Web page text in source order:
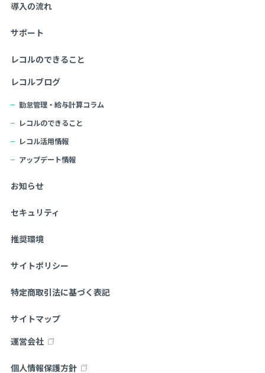
導入の流れ
サポート
レコルのできること
レコルブログ
勤怠管理・給与計算コラム
レコルのできること
レコル活用情報
アップデート情報
お知らせ
セキュリティ
推奨環境
サイトポリシー
特定商取引法に基づく表記
サイトマップ
運営会社
個人情報保護方針